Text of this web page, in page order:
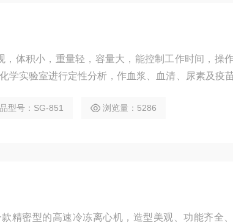
，体积小，重量轻，容量大，能控制工作时间，操
学实验室进行定性分析，作血浆、血清、尿素及疫
型号：SG-851 浏览量：5286
精密型的高速冷冻离心机，造型美观、功能齐全